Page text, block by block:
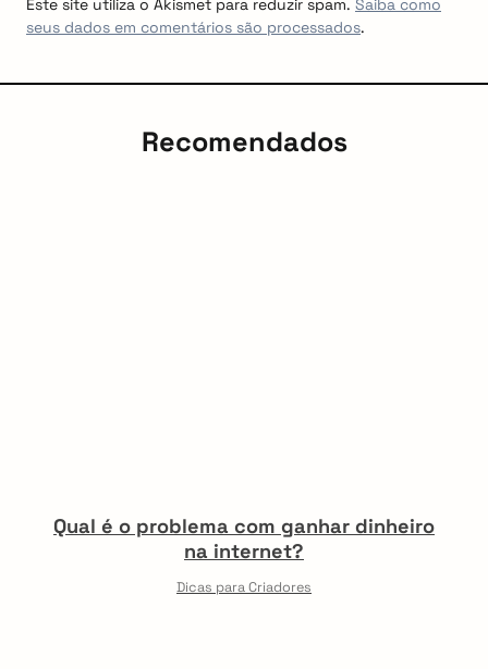
Este site utiliza o Akismet para reduzir spam. Saiba como
seus dados em comentários são processados.
Recomendados
Qual é o problema com ganhar dinheiro
na internet?
Dicas para Criadores